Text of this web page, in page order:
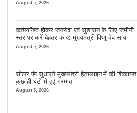
August 5, 2026
कर्तव्यनिष्ठ होकर जनसेवा एवं सुशासन के लिए जमीनी
स्तर पर करें बेहतर कार्य: मुख्यमंत्री विष्णु देव साय
August 5, 2026
सोलर पंप सुधारने मुख्यमंत्री हेल्पलाइन में की शिकायत,
कुछ ही घंटों में हुई मरम्मत
August 5, 2026